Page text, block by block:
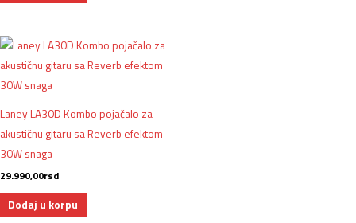
Laney LA30D Kombo pojačalo za
akustičnu gitaru sa Reverb efektom
30W snaga
29.990,00rsd
Dodaj u korpu